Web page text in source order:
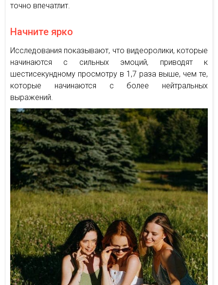
точно впечатлит.
Начните ярко
Исследования показывают, что видеоролики, которые
начинаются с сильных эмоций, приводят к
шестисекундному просмотру в 1,7 раза выше, чем те,
которые начинаются с более нейтральных
выражений.